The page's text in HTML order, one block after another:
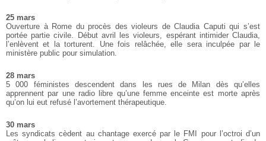
25 mars
Ouverture à Rome du procès des violeurs de Claudia Caputi qui s’est
portée partie civile. Début avril les violeurs, espérant intimider Claudia,
l’enlèvent et la torturent. Une fois relâchée, elle sera inculpée par le
ministère public pour simulation.
28 mars
5 000 féministes descendent dans les rues de Milan dès qu’elles
apprennent par une radio libre qu’une femme enceinte est morte après
qu’on lui eut refusé l’avortement thérapeutique.
30 mars
Les syndicats cèdent au chantage exercé par le FMI pour l’octroi d’un